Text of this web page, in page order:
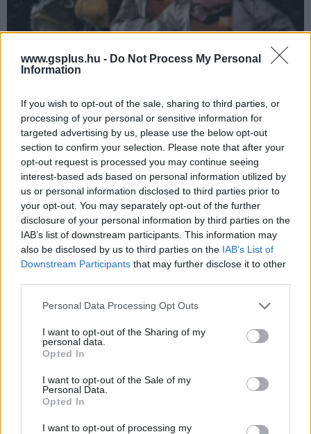
www.gsplus.hu - Do Not Process My Personal
Information
If you wish to opt-out of the sale, sharing to third parties, or
processing of your personal or sensitive information for
targeted advertising by us, please use the below opt-out
section to confirm your selection. Please note that after your
opt-out request is processed you may continue seeing
interest-based ads based on personal information utilized by
us or personal information disclosed to third parties prior to
your opt-out. You may separately opt-out of the further
disclosure of your personal information by third parties on the
IAB’s list of downstream participants. This information may
also be disclosed by us to third parties on the IAB’s List of
Downstream Participants that may further disclose it to other
Please note that this website/app uses one or more Google
not limited to your visit or usage behaviour. You may click to
grant or deny consent to Google and its third-party tags to
use your data for below specified purposes in below Google
consent section.
Personal Data Processing Opt Outs
I want to opt-out of the Sharing of my
personal data.
Opted In
I want to opt-out of the Sale of my
Personal Data.
Opted In
I want to opt-out of processing my
A Star Fox 2 készítőjét is meglepte, hogy megjelenik
a törölt rész
A SNES Classic Edition legnagyobb meglepetésnek számító
játéka nemcsak a játékosok, hanem a Star Fox 2-n dolgozó
Dylan Cuthbert számára is váratlanul érkezett.
A Star Fox fejlesztői majdnem elszórták az N64
specifikációit egy ittas éjszakán
Könnyen egy komolyabb ügy is lehetett volna egy lazának
ígérkező esti italozásból.